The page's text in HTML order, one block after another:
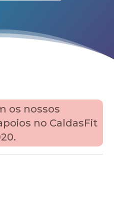
os nossos
no CaldasFit